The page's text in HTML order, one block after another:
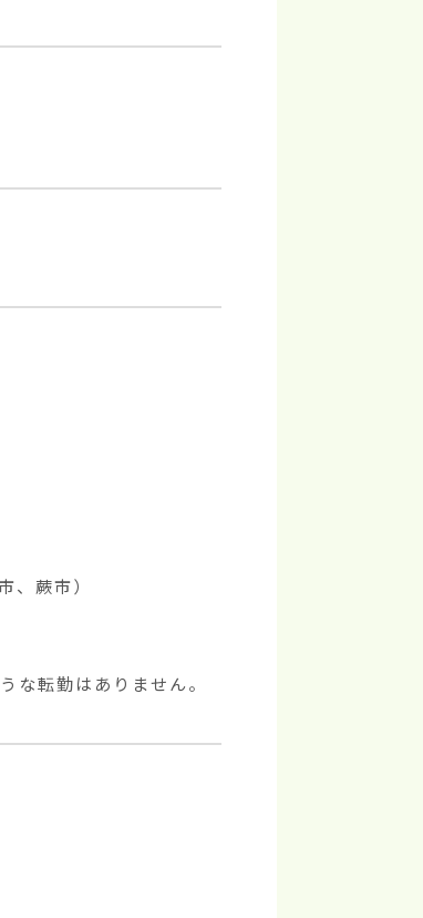
、蕨市）
な転勤はありません。